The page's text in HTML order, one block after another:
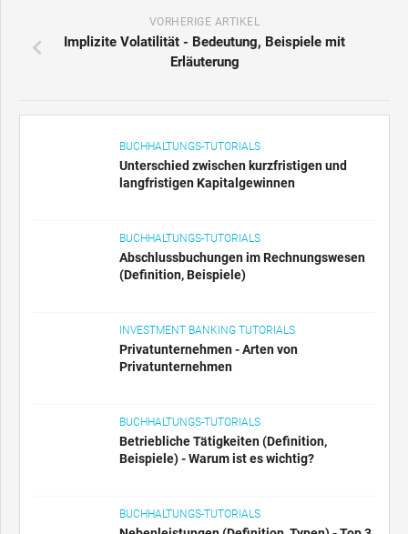
VORHERIGE ARTIKEL
Implizite Volatilität - Bedeutung, Beispiele mit
Erläuterung
BUCHHALTUNGS-TUTORIALS
Unterschied zwischen kurzfristigen und
langfristigen Kapitalgewinnen
BUCHHALTUNGS-TUTORIALS
Abschlussbuchungen im Rechnungswesen
(Definition, Beispiele)
INVESTMENT BANKING TUTORIALS
Privatunternehmen - Arten von
Privatunternehmen
BUCHHALTUNGS-TUTORIALS
Betriebliche Tätigkeiten (Definition,
Beispiele) - Warum ist es wichtig?
BUCHHALTUNGS-TUTORIALS